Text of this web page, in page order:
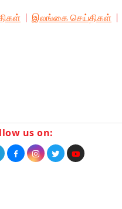
இலங்கை செய்திகள்
us on: